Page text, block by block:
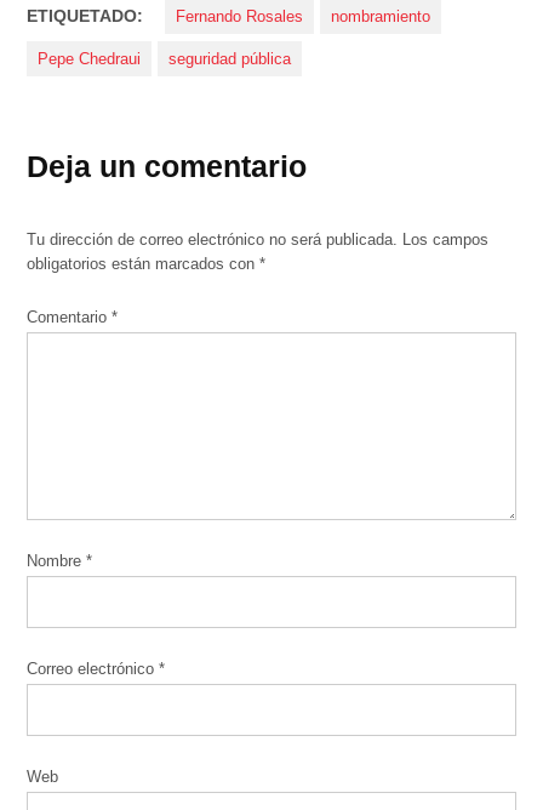
ETIQUETADO: Fernando Rosales nombramiento
Pepe Chedraui seguridad pública
Deja un comentario
Tu dirección de correo electrónico no será publicada. Los campos
obligatorios están marcados con*
Comentario*
Nombre*
Correo electrónico*
Web